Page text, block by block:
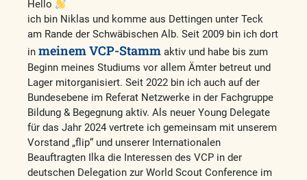
Hello
ich bin Niklas und komme aus Dettingen unter Teck
am Rande der Schwäbischen Alb. Seit 2009 bin ich dort
in meinem VCP-Stamm aktiv und habe bis zum
Beginn meines Studiums vor allem Ämter betreut und
Lager mitorganisiert. Seit 2022 bin ich auch auf der
Bundesebene im Referat Netzwerke in der Fachgruppe
Bildung & Begegnung aktiv. Als neuer Young Delegate
für das Jahr 2024 vertrete ich gemeinsam mit unserem
Vorstand „flip“ und unserer Internationalen
Beauftragten Ilka die Interessen des VCP in der
deutschen Delegation zur World Scout Conference im